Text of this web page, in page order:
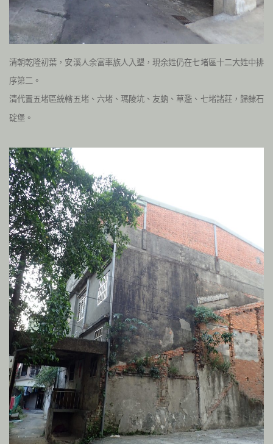
清朝乾隆初葉，安溪人余富率族人入墾，現余姓仍在七堵區十二大姓中排
序第二。
清代置五堵區統轄五堵、六堵、瑪陵坑、友蚋、草濫、七堵諸莊，歸隸石
碇堡。